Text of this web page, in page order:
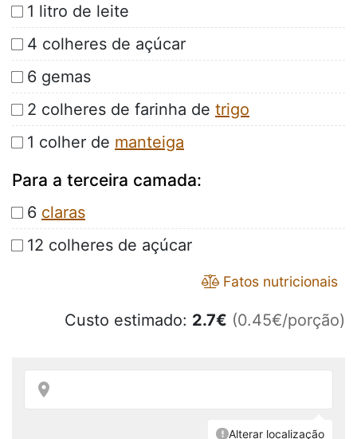
1 litro de leite
4 colheres de açúcar
6 gemas
2 colheres de farinha de trigo
1 colher de manteiga
Para a terceira camada:
6 claras
12 colheres de açúcar
Fatos nutricionais
Custo estimado: 2.7€ (0.45€/porção)